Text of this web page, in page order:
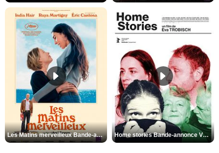
Les Matins merveilleux Bande-annonce VF Home stories Bande-annonce VO STFR